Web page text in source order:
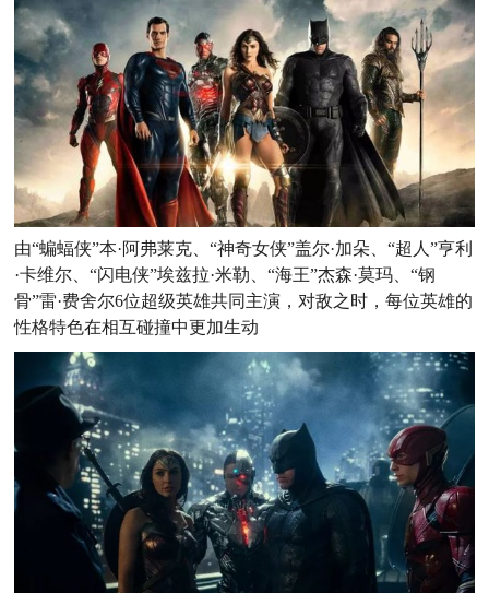
由“蝙蝠侠”本·阿弗莱克、“神奇女侠”盖尔·加朵、“超人”亨利
·卡维尔、“闪电侠”埃兹拉·米勒、“海王”杰森·莫玛、“钢
骨”雷·费舍尔6位超级英雄共同主演，对敌之时，每位英雄的
性格特色在相互碰撞中更加生动